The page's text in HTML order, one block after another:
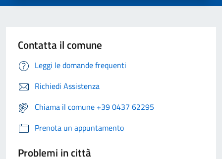
Contatta il comune
Leggi le domande frequenti
Richiedi Assistenza
Chiama il comune +39 0437 62295
Prenota un appuntamento
Problemi in città